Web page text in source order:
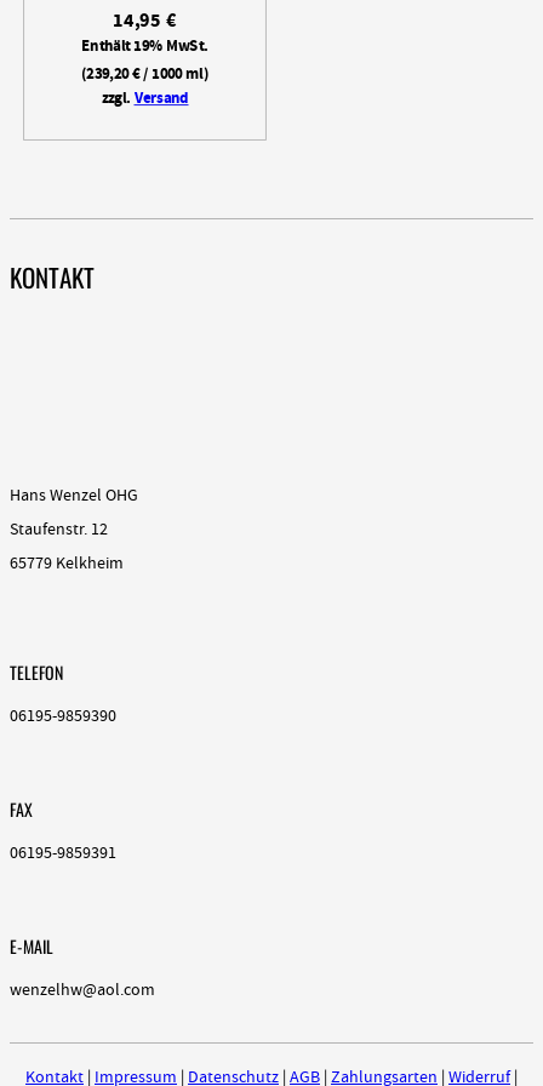
14,95€
Enthält 19% MwSt.
(239,20€/ 1000 ml)
zzgl.Versand
KONTAKT
Hans Wenzel OHG
Staufenstr. 12
65779 Kelkheim
TELEFON
06195-9859390
FAX
06195-9859391
E-MAIL
wenzelhw@aol.com
Kontakt | Impressum | Datenschutz | AGB | Zahlungsarten | Widerruf|